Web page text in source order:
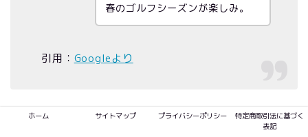
春のゴルフシーズンが楽しみ。
引用： Googleより
チキンゴルフ札幌店のレッスン口コミ（評判）から
ホーム サイトマップ プライバシーポリシー
特定商取引法に基づく
表記